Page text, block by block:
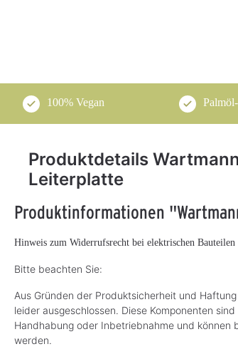
100% Vegan
Produktdetails
Leiterplatte
Produktinformationen
Hinweis zum Widerrufsrecht bei elektrischen Bauteilen
Bitte beachten Sie:
Aus Gründen der Produktsicherheit und
leider ausgeschlossen. Diese Komponenten
Handhabung oder Inbetriebnahme und
werden.